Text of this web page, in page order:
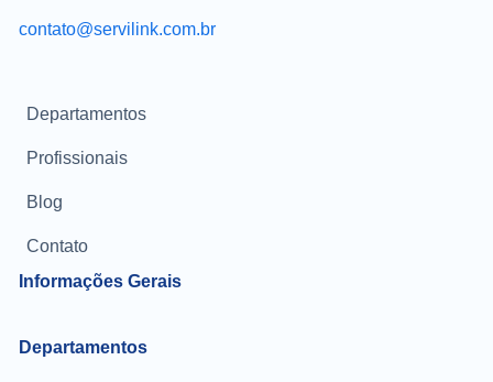
contato@servilink.com.br
Informações Gerais
Departamentos
Profissionais
Blog
Contato
Departamentos